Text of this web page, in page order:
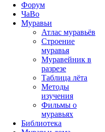
Форум
ЧаВо
Муравьи
Атлас муравьёв
Строение
муравья
Муравейник в
разрезе
Таблица лёта
Методы
изучения
Фильмы о
муравьях
Библиотека